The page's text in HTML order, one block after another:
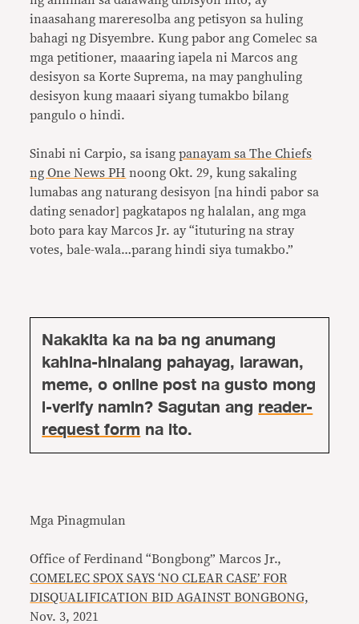
inaasahang mareresolba ang petisyon sa huling
bahagi ng Disyembre. Kung pabor ang Comelec sa
mga petitioner, maaaring iapela ni Marcos ang
desisyon sa Korte Suprema, na may panghuling
desisyon kung maaari siyang tumakbo bilang
pangulo o hindi.
Sinabi ni Carpio, sa isangpanayam sa The Chiefs
ng One News PH noong Okt. 29, kung sakaling
lumabas ang naturang desisyon [na hindi pabor sa
dating senador] pagkatapos ng halalan, ang mga
boto para kay Marcos Jr. ay “ituturing na stray
votes, bale-wala…parang hindi siya tumakbo.”
Nakakita ka na ba ng anumang
kahina-hinalang pahayag, larawan,
meme, o online post na gusto mong
i-verify namin? Sagutan angreader-
request formna ito.
Mga Pinagmulan
Office of Ferdinand “Bongbong” Marcos Jr.,
COMELEC SPOX SAYS ‘NO CLEAR CASE’ FOR
DISQUALIFICATION BID AGAINST BONGBONG,
Nov. 3, 2021